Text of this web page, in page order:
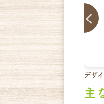
デザ
主